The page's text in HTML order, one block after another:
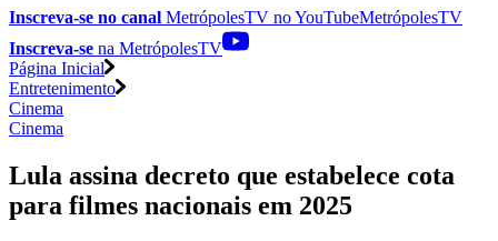
Inscreva-se no canal MetrópolesTV noYouTubeMetrópolesTV
Inscreva-se na MetrópolesTV
Página Inicial
Entretenimento
Cinema
Cinema
Lula assina decreto que estabelece cota
para filmes nacionais em 2025